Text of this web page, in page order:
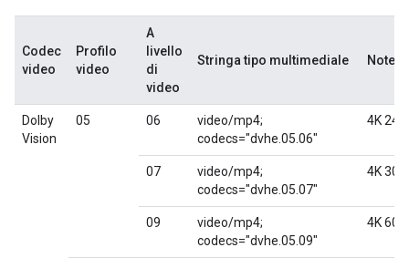
Codec
video
Profilo
video
A
livello
di
video
Stringa tipo multimediale Note
Dolby
Vision
05 06
video/mp4;
codecs="dvhe.05.06"
4K 24
07
video/mp4;
codecs="dvhe.05.07"
4K 30
09
video/mp4;
codecs="dvhe.05.09"
4K 60